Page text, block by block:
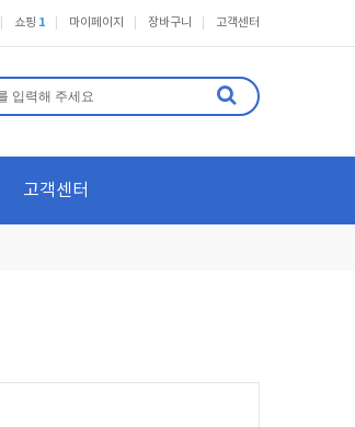
쇼핑 1 마이페이지 장바구니 고객센터
고객센터